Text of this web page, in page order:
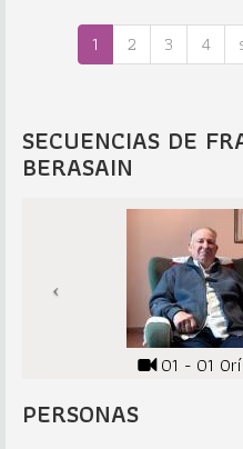
1 2 3 4
SECUENCIAS DE
BERASAIN
01 - 01
PERSONAS